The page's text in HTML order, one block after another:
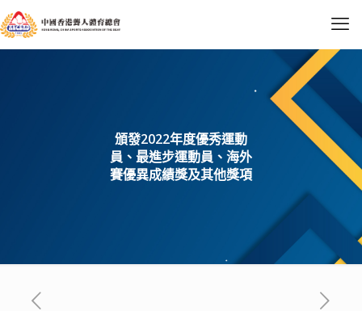
頒發2022年度優秀運動
員、最進步運動員、海外
賽優異成績獎及其他獎項